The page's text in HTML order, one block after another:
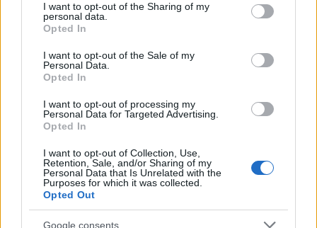
not limited to your visit or usage behaviour. You may click to
grant or deny consent to Google and its third-party tags to
use your data for below specified purposes in below Google
consent section.
I want to opt-out of the Sharing of my
personal data.
Opted In
I want to opt-out of the Sale of my
Personal Data.
Opted In
I want to opt-out of processing my
Personal Data for Targeted Advertising.
Opted In
I want to opt-out of Collection, Use,
Retention, Sale, and/or Sharing of my
Personal Data that Is Unrelated with the
Purposes for which it was collected.
Opted Out
Google consents
Σεβίλλη: Δύο πρώην γνώριμοι είναι υποψήφιοι
για αντικαταστάτες του Αλμέιδα
Η απόλυση του Αλμέιδα φαίνεται ως το πιο πιθανό σενάριο και
η Σεβίλλη ψάχνει τον διάδοχο του σε δυο πρόσωπα που έχουν
23.03.2026 13:36
Συντακτική